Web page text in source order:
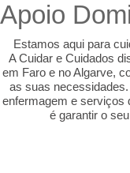
Apoio
rolex replica replica
Estamos aqui para
A Cuidar e Cuidados
em Faro e no Algarve,
as suas
enfermagem e serviços
é garantir o